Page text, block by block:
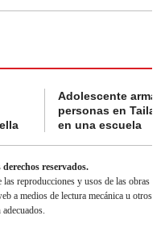
Adolescente
personas en
en una escuela
reservados.
reproducciones y usos de las obras
a medios de lectura mecánica u otros